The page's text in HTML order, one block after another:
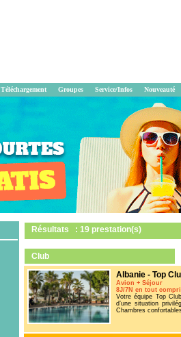
Téléchargement Groupes Service/Infos Nouveauté
Résultats : 19 prestation(s)
Club
Albanie - Top
Avion + Séjour
8J/7N en tout
Votre équipe Top
d’une situation
Chambres